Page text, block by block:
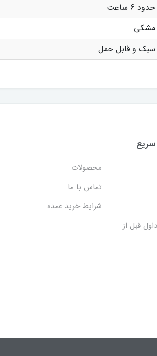
حدود 6 ساعت
مشکی
سبک و قابل حمل
محصولات
تماس با ما
شرایط خرید عمده
قبل از